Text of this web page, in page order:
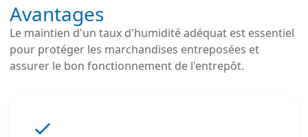
Avantages
Le maintien d'un taux d'humidité adéquat est essentiel
pour protéger les marchandises entreposées et
assurer le bon fonctionnement de l'entrepôt.